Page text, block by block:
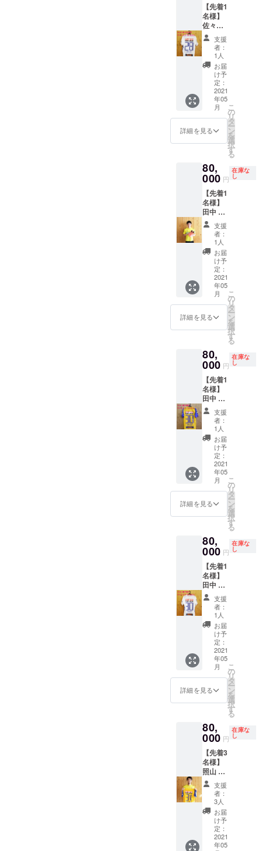
【先着1
名様】
佐々木
匠 選手
サイン
入り
2020
2nd 着
用ユニ
フォー
ム 直筆
メッ
セージ
入り生
写真付
き
支援
者：
1人
お届
け予
定：
2021
年05
月
詳細を見る
こ
の
リ
タ
ー
ン
を
選
択
す
る
80,
000 円
在庫な
し
【先着1
名様】
田中 渉
選手 サ
イン入
りスパ
イク
ディス
プレイ
ケー
ス、直
筆メッ
セージ
入り生
写真付
き
支援
者：
1人
お届
け予
定：
2021
年05
月
詳細を見る
こ
の
リ
タ
ー
ン
を
選
択
す
る
80,
000 円
在庫な
し
【先着1
名様】
田中 渉
選手 サ
イン入
り 2020
1st 着用
ユニ
フォー
ム 直筆
メッ
セージ
入り生
写真付
き
支援
者：
1人
お届
け予
定：
2021
年05
月
詳細を見る
こ
の
リ
タ
ー
ン
を
選
択
す
る
80,
000 円
在庫な
し
【先着1
名様】
田中 渉
選手 サ
イン入
り 2020
2nd 着
用ユニ
フォー
ム 直筆
メッ
セージ
入り生
写真付
き
支援
者：
1人
お届
け予
定：
2021
年05
月
詳細を見る
こ
の
リ
タ
ー
ン
を
選
択
す
る
80,
000 円
在庫な
し
【先着3
名様】
照山 颯
人 選手
サイン
入り
2020
1st 着用
ユニ
フォー
ム 直筆
支援
者：
3人
お届
け予
定：
2021
年05